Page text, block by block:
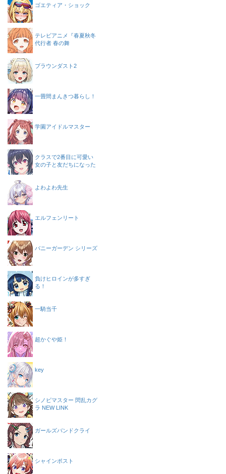
ゴエティア・ショック
テレビアニメ『春夏秋冬
代行者 春の舞
ブラウンダスト2
一畳間まんきつ暮らし！
学園アイドルマスター
クラスで2番目に可愛い
女の子と友だちになった
よわよわ先生
エルフェンリート
バニーガーデン シリーズ
負けヒロインが多すぎ
る！
一騎当千
超かぐや姫！
key
シノビマスター 閃乱カグ
ラ NEW LINK
ガールズバンドクライ
シャインポスト